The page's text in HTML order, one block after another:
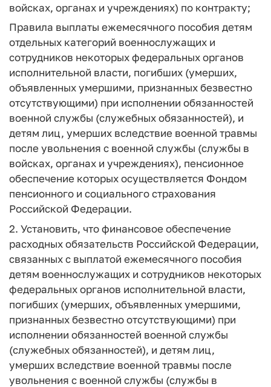
войсках, органах и учреждениях) по контракту;
Правила выплаты ежемесячного пособия детям
отдельных категорий военнослужащих и
сотрудников некоторых федеральных органов
исполнительной власти, погибших (умерших,
объявленных умершими, признанных безвестно
отсутствующими) при исполнении обязанностей
военной службы (служебных обязанностей), и
детям лиц, умерших вследствие военной травмы
после увольнения с военной службы (службы в
войсках, органах и учреждениях), пенсионное
обеспечение которых осуществляется Фондом
пенсионного и социального страхования
Российской Федерации.
2. Установить, что финансовое обеспечение
расходных обязательств Российской Федерации,
связанных с выплатой ежемесячного пособия
детям военнослужащих и сотрудников некоторых
федеральных органов исполнительной власти,
погибших (умерших, объявленных умершими,
признанных безвестно отсутствующими) при
исполнении обязанностей военной службы
(служебных обязанностей), и детям лиц,
умерших вследствие военной травмы после
увольнения с военной службы (службы в